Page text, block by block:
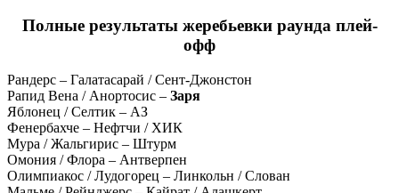
Полные результаты жеребьевки раунда плей-
офф
Рандерс – Галатасарай / Сент-Джонстон
Рапид Вена / Анортосис – Заря
Яблонец / Селтик – АЗ
Фенербахче – Нефтчи / ХИК
Мура / Жальгирис – Штурм
Омония / Флора – Антверпен
Олимпиакос / Лудогорец – Линкольн / Слован